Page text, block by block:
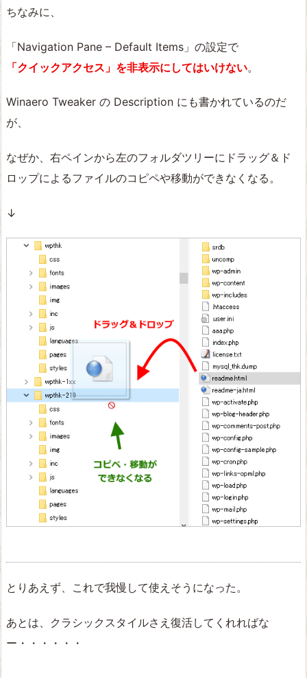
ちなみに、
「Navigation Pane – Default Items」の設定で
「クイックアクセス」を非表示にしてはいけない。
Winaero Tweaker の Description にも書かれているのだ
が、
なぜか、右ペインから左のフォルダツリーにドラッグ＆ド
ロップによるファイルのコピペや移動ができなくなる。
↓
とりあえず、これで我慢して使えそうになった。
あとは、クラシックスタイルさえ復活してくれればな
ー・・・・・・